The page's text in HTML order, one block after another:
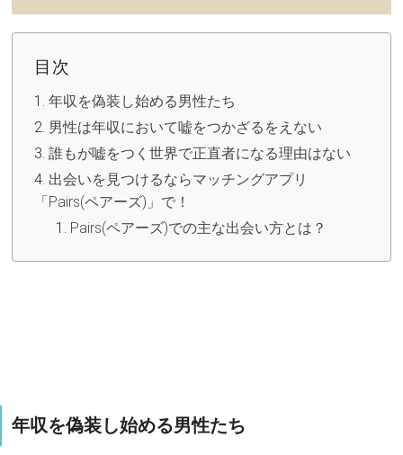
目次
年収を偽装し始める男性たち
男性は年収において嘘をつかざるをえない
誰もが嘘をつく世界で正直者になる理由はない
出会いを見つけるならマッチングアプリ
「Pairs(ペアーズ)」で！
Pairs(ペアーズ)での主な出会い方とは？
年収を偽装し始める男性たち